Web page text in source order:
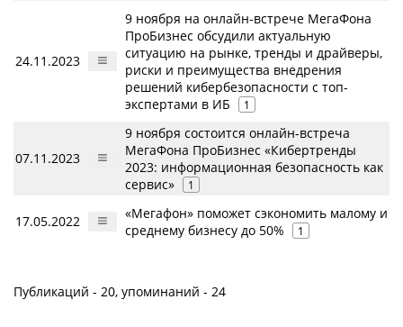
24.11.2023
9 ноября на онлайн-встрече МегаФона
ПроБизнес обсудили актуальную
ситуацию на рынке, тренды и драйверы,
риски и преимущества внедрения
решений кибербезопасности с топ-
экспертами в ИБ
1
07.11.2023
9 ноября состоится онлайн-встреча
МегаФона ПроБизнес «Кибертренды
2023: информационная безопасность как
сервис»
1
17.05.2022
«Мегафон» поможет сэкономить малому и
среднему бизнесу до 50%
1
Публикаций - 20, упоминаний - 24